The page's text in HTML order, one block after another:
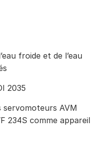
froide et de l’eau
2035
servomoteurs AVM
234S comme appareil